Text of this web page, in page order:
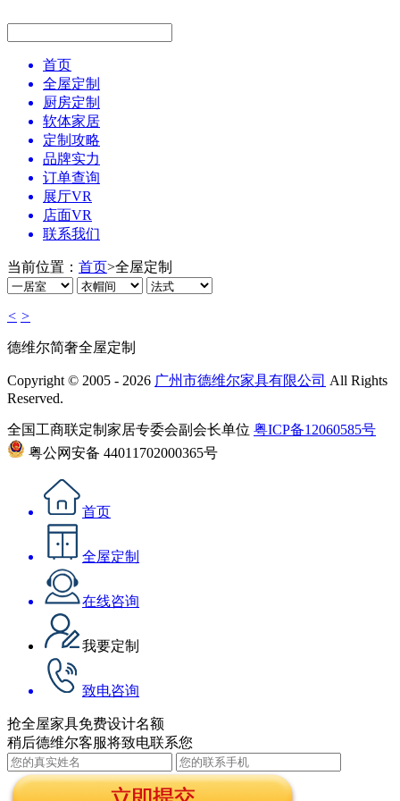
首页
全屋定制
厨房定制
软体家居
定制攻略
品牌实力
订单查询
展厅VR
店面VR
联系我们
当前位置： 首页>全屋定制
< >
德维尔简奢全屋定制
Copyright © 2005 - 2026 广州市德维尔家具有限公司 All Rights
Reserved.
全国工商联定制家居专委会副会长单位 粤ICP备12060585号
粤公网安备 44011702000365号
首页
全屋定制
在线咨询
我要定制
致电咨询
抢全屋家具免费设计名额
稍后德维尔客服将致电联系您